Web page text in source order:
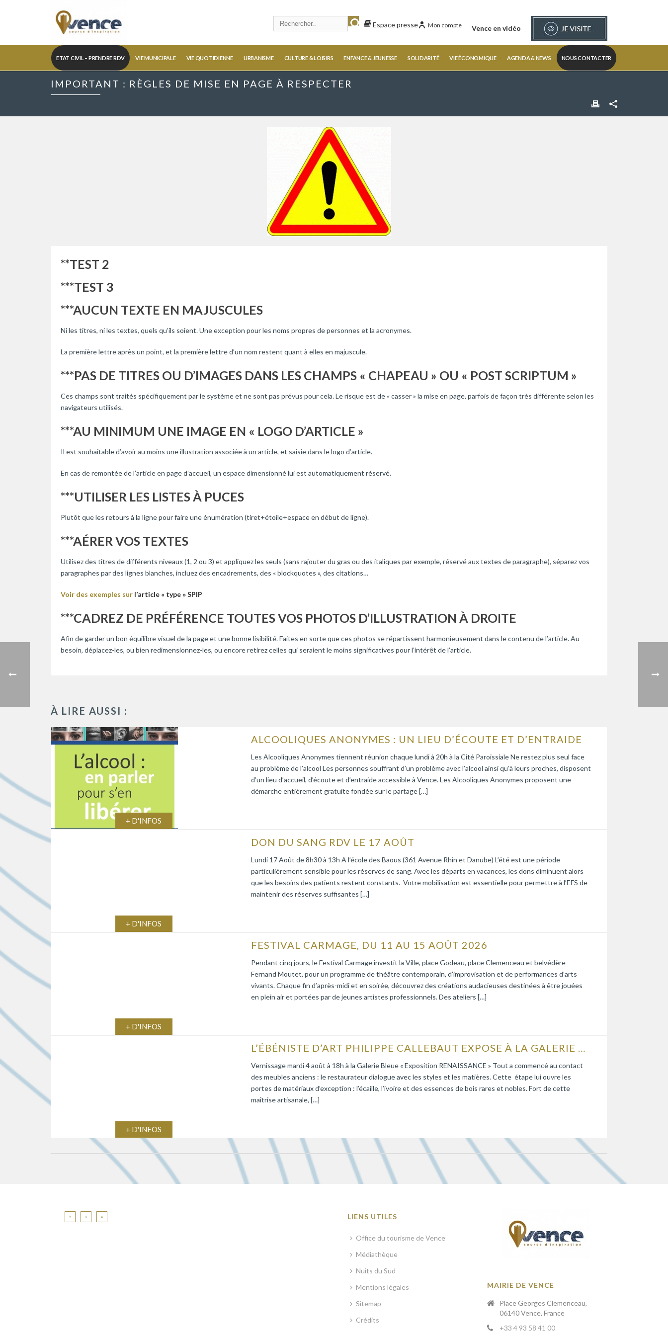
Vence en vidéo
Mon compte
Espace presse
ETAT CIVIL – PRENDRE RDV VIE MUNICIPALE VIE QUOTIDIENNE URBANISME CULTURE & LOISIRS ENFANCE & JEUNESSE SOLIDARITÉ VIE ÉCONOMIQUE AGENDA & NEWS NOUS CONTACTER
IMPORTANT : RÈGLES DE MISE EN PAGE À RESPECTER
**TEST 2
***TEST 3
***AUCUN TEXTE EN MAJUSCULES
Ni les titres, ni les textes, quels qu’ils soient. Une exception pour les noms propres de personnes et la acronymes.
La première lettre après un point, et la première lettre d’un nom restent quant à elles en majuscule.
***PAS DE TITRES OU D’IMAGES DANS LES CHAMPS « CHAPEAU » OU « POST SCRIPTUM »
Ces champs sont traités spécifiquement par le système et ne sont pas prévus pour cela. Le risque est de « casser » la mise en page, parfois de façon très différente selon les
navigateurs utilisés.
***AU MINIMUM UNE IMAGE EN « LOGO D’ARTICLE »
Il est souhaitable d’avoir au moins une illustration associée à un article, et saisie dans le logo d’article.
En cas de remontée de l’article en page d’accueil, un espace dimensionné lui est automatiquement réservé.
***UTILISER LES LISTES À PUCES
Plutôt que les retours à la ligne pour faire une énumération (tiret+étoile+espace en début de ligne).
***AÉRER VOS TEXTES
Utilisez des titres de différents niveaux (1, 2 ou 3) et appliquez les seuls (sans rajouter du gras ou des italiques par exemple, réservé aux textes de paragraphe), séparez vos
paragraphes par des lignes blanches, incluez des encadrements, des « blockquotes », des citations…
Voir des exemples sur l’article « type » SPIP
***CADREZ DE PRÉFÉRENCE TOUTES VOS PHOTOS D’ILLUSTRATION À DROITE
Afin de garder un bon équilibre visuel de la page et une bonne lisibilité. Faites en sorte que ces photos se répartissent harmonieusement dans le contenu de l’article. Au
besoin, déplacez-les, ou bien redimensionnez-les, ou encore retirez celles qui seraient le moins significatives pour l’intérêt de l’article.
À LIRE AUSSI :
+ D'INFOS
ALCOOLIQUES ANONYMES : UN LIEU D’ÉCOUTE ET D’ENTRAIDE
Les Alcooliques Anonymes tiennent réunion chaque lundi à 20h à la Cité Paroissiale Ne restez plus seul face
au problème de l’alcool Les personnes souffrant d’un problème avec l’alcool ainsi qu’à leurs proches, disposent
d’un lieu d’accueil, d’écoute et d’entraide accessible à Vence. Les Alcooliques Anonymes proposent une
démarche entièrement gratuite fondée sur le partage […]
+ D'INFOS
DON DU SANG RDV LE 17 AOÛT
Lundi 17 Août de 8h30 à 13h A l’école des Baous (361 Avenue Rhin et Danube) L’été est une période
particulièrement sensible pour les réserves de sang. Avec les départs en vacances, les dons diminuent alors
que les besoins des patients restent constants. Votre mobilisation est essentielle pour permettre à l’EFS de
maintenir des réserves suffisantes […]
+ D'INFOS
FESTIVAL CARMAGE, DU 11 AU 15 AOÛT 2026
Pendant cinq jours, le Festival Carmage investit la Ville, place Godeau, place Clemenceau et belvédère
Fernand Moutet, pour un programme de théâtre contemporain, d’improvisation et de performances d’arts
vivants. Chaque fin d’après-midi et en soirée, découvrez des créations audacieuses destinées à être jouées
en plein air et portées par de jeunes artistes professionnels. Des ateliers […]
+ D'INFOS
L’ÉBÉNISTE D’ART PHILIPPE CALLEBAUT EXPOSE À LA GALERIE BLEUE
Vernissage mardi 4 août à 18h à la Galerie Bleue « Exposition RENAISSANCE » Tout a commencé au contact
des meubles anciens : le restaurateur dialogue avec les styles et les matières. Cette étape lui ouvre les
portes de matériaux d’exception : l’écaille, l’ivoire et des essences de bois rares et nobles. Fort de cette
maîtrise artisanale, […]
LIENS UTILES
Office du tourisme de Vence
Médiathèque
Nuits du Sud
Mentions légales
Sitemap
Crédits
MAIRIE DE VENCE
Place Georges Clemenceau,
06140 Vence, France
+33 4 93 58 41 00